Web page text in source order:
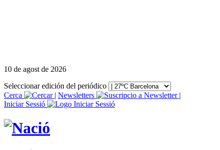
10 de agost de 2026
Seleccionar edición del periódico
Cerca
| Newsletters
|
Iniciar Sessió